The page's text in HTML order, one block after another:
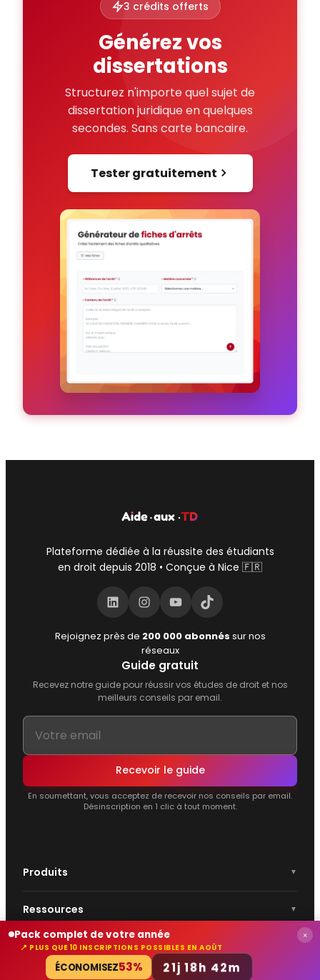
Pack complet de votre année
📍 PLUS QUE 10 INSCRIPTIONS POSSIBLES EN AOÛT
ÉCONOMISEZ53% 21j 18h 42m
×
3 crédits offerts
Générez vos
dissertations
Structurez n'importe quel sujet de
dissertation juridique en quelques
secondes. Sans carte bancaire.
Tester gratuitement
Plateforme dédiée à la réussite des étudiants
en droit depuis 2018 • Conçue à Nice 🇫🇷
LinkedIn
Instagram
YouTube
TikTok
Rejoignez près de 200 000 abonnés sur nos
réseaux
Guide gratuit
Recevez notre guide pour réussir vos études de droit et nos
meilleurs conseils par email.
Recevoir le guide
En soumettant, vous acceptez de recevoir nos conseils par email.
Désinscription en 1 clic à tout moment.
Produits
Ressources
À propos